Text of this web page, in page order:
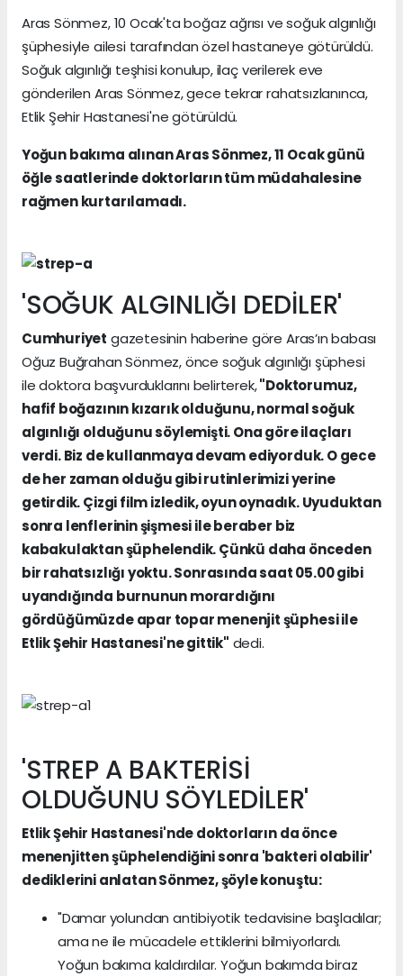
Aras Sönmez, 10 Ocak'ta boğaz ağrısı ve soğuk algınlığı
şüphesiyle ailesi tarafından özel hastaneye götürüldü.
Soğuk algınlığı teşhisi konulup, ilaç verilerek eve
gönderilen Aras Sönmez, gece tekrar rahatsızlanınca,
Etlik Şehir Hastanesi'ne götürüldü.
Yoğun bakıma alınan Aras Sönmez, 11 Ocak günü
öğle saatlerinde doktorların tüm müdahalesine
rağmen kurtarılamadı.
'SOĞUK ALGINLIĞI DEDİLER'
Cumhuriyet gazetesinin haberine göre Aras’ın babası
Oğuz Buğrahan Sönmez, önce soğuk algınlığı şüphesi
ile doktora başvurduklarını belirterek,"Doktorumuz,
hafif boğazının kızarık olduğunu, normal soğuk
algınlığı olduğunu söylemişti. Ona göre ilaçları
verdi. Biz de kullanmaya devam ediyorduk. O gece
de her zaman olduğu gibi rutinlerimizi yerine
getirdik. Çizgi film izledik, oyun oynadık. Uyuduktan
sonra lenflerinin şişmesi ile beraber biz
kabakulaktan şüphelendik. Çünkü daha önceden
bir rahatsızlığı yoktu. Sonrasında saat 05.00 gibi
uyandığında burnunun morardığını
gördüğümüzde apar topar menenjit şüphesi ile
Etlik Şehir Hastanesi'ne gittik" dedi.
'STREP A BAKTERİSİ
OLDUĞUNU SÖYLEDİLER'
Etlik Şehir Hastanesi'nde doktorların da önce
menenjitten şüphelendiğini sonra 'bakteri olabilir'
dediklerini anlatan Sönmez, şöyle konuştu:
"Damar yolundan antibiyotik tedavisine başladılar;
ama ne ile mücadele ettiklerini bilmiyorlardı.
Yoğun bakıma kaldırdılar. Yoğun bakımda biraz